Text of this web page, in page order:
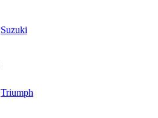
Suzuki
Triumph